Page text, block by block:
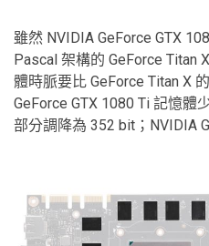
雖然 NVIDIA GeForce GTX
Pascal 架構的 GeForce Titan
體時脈要比 GeForce Titan X
GeForce GTX 1080 Ti 記憶體
部分調降為 352 bit；NVIDIA